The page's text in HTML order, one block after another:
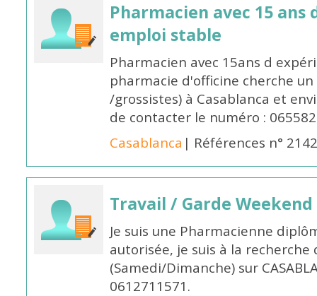
Pharmacien avec 15
emploi stable
Pharmacien avec 15ans d
pharmacie d'officine cherche
/grossistes) à Casablanca et
de contacter le numéro :
Casablanca | Références n°
Travail / Garde Weekend
Je suis une Pharmacienne
autorisée, je suis à la
(Samedi/Dimanche) sur
0612711571.